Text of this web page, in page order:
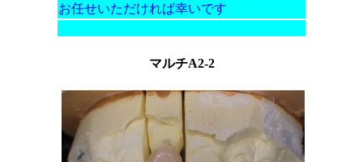
お任せいただければ幸いです
マルチA2-2